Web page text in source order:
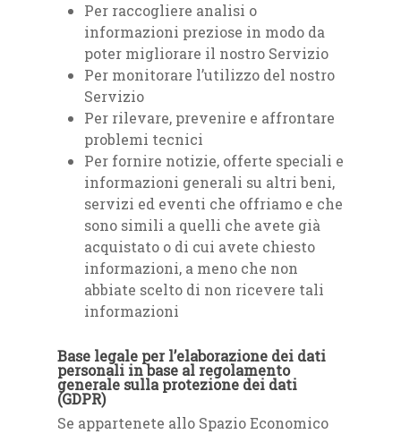
Per raccogliere analisi o
informazioni preziose in modo da
poter migliorare il nostro Servizio
Per monitorare l’utilizzo del nostro
Servizio
Per rilevare, prevenire e affrontare
problemi tecnici
Per fornire notizie, offerte speciali e
informazioni generali su altri beni,
servizi ed eventi che offriamo e che
sono simili a quelli che avete già
acquistato o di cui avete chiesto
informazioni, a meno che non
abbiate scelto di non ricevere tali
informazioni
Base legale per l’elaborazione dei dati
personali in base al regolamento
generale sulla protezione dei dati
(GDPR)
Se appartenete allo Spazio Economico